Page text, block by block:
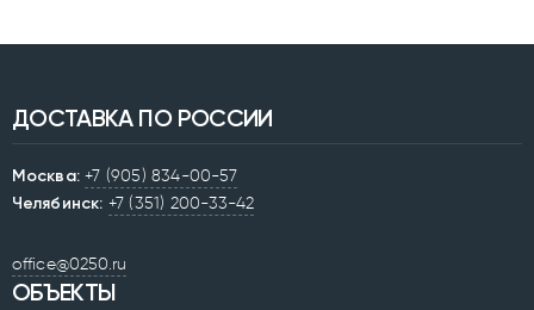
ДОСТАВКА ПО РОССИИ
Москва: +7 (905) 834-00-57
Челябинск: +7 (351) 200-33-42
office@0250.ru
ОБЪЕКТЫ